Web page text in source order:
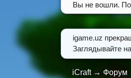
Вы не вошли.
igame.uz
Заглядывайте
iCraft → Форум